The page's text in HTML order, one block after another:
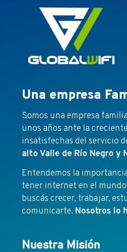
Una empresa
Somos una empresa
unos años ante la
insatisfechas del servicio
alto Valle de Río Negro y
Entendemos la
tener internet en el
buscás crecer, trabajar,
comunicarte. Nosotros lo
Nuestra Misión